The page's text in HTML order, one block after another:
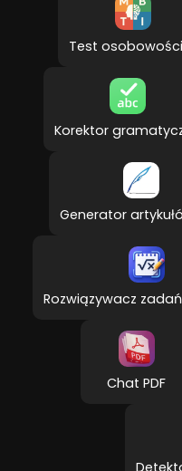
Test
Korektor
Generator
Rozwiązywacz
Chat PDF